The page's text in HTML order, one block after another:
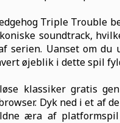
Triple Trouble
soundtrack,
serien. Uanset om du
øjeblik i dette spil
klassiker gratis
Dyk ned i et af
æra af